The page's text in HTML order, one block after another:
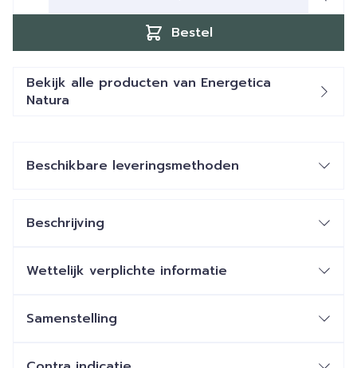
Bestel
Bekijk alle producten van Energetica
Natura
Beschikbare leveringsmethoden
Beschrijving
Wettelijk verplichte informatie
Samenstelling